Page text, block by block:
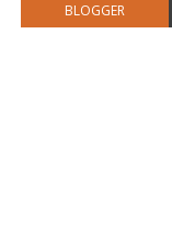
BLOGGER